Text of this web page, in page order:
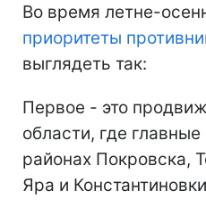
Во время летне-
приоритеты
выглядеть так:
Первое - это
области, где
районах Покровска,
Яра и